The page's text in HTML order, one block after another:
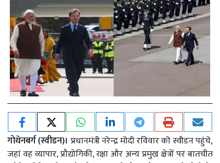
गोथेनबर्ग (स्वीडन)। प्रधानमंत्री नरेन्द्र मोदी रविवार को स्वीडन पहुंचे,
जहां वह व्यापार, प्रौद्योगिकी, रक्षा और अन्य प्रमुख क्षेत्रों पर बातचीत